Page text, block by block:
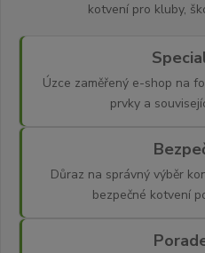
kotvení pro kluby,
Úzce zaměřený e-shop na
prvky a
Důraz na správný výběr
bezpečné kotvení